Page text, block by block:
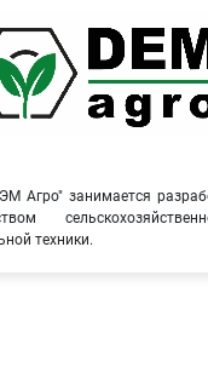
Агро" занимается
техники.